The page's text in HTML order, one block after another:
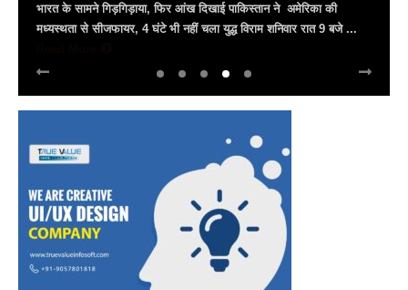
अल्बर्ट हॉल पर राज्यस्तरीय सांस्कृतिक संध्या का भव्य आयोजन, उमड़ा जन
सैलाब राज्यपाल हरिभाऊ किसनराव बागडे़, मुख्यमंत्री भजनलाल शर्मा और उप